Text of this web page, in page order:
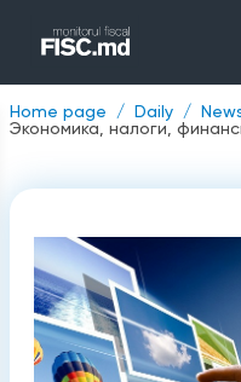
Home page Daily
Экономика, налоги,